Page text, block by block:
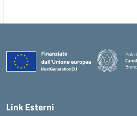
Polo
Link Esterni